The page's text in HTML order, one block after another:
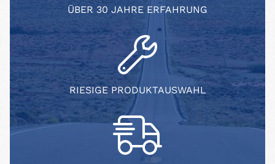
ÜBER 30 JAHRE ERFAHRUNG
RIESIGE PRODUKTAUSWAHL